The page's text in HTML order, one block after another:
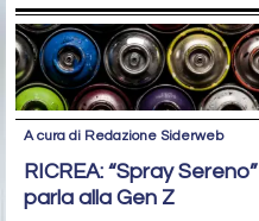
A cura di Redazione Siderweb
RICREA: “Spray Sereno”
parla alla Gen Z